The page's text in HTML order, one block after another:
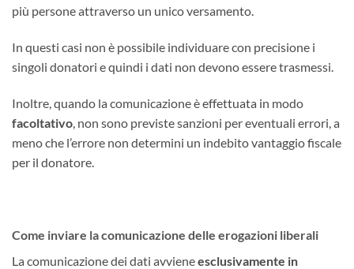
più persone attraverso un unico versamento.
In questi casi non è possibile individuare con precisione i
singoli donatori e quindi i dati non devono essere trasmessi.
Inoltre, quando la comunicazione è effettuata in modo
facoltativo, non sono previste sanzioni per eventuali errori, a
meno che l’errore non determini un indebito vantaggio fiscale
per il donatore.
Come inviare la comunicazione delle erogazioni liberali
La comunicazione dei dati avvieneesclusivamente in